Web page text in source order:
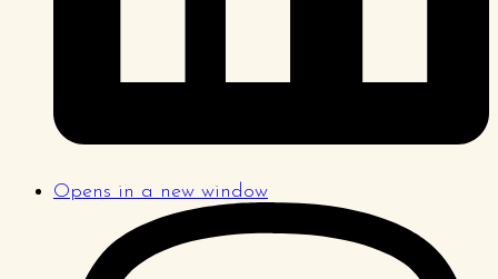
Opens in a new window